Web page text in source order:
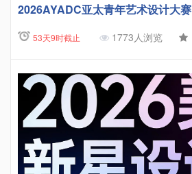
2026AYADC亚太青年艺术设计大赛
53天9时截止 1773人浏览